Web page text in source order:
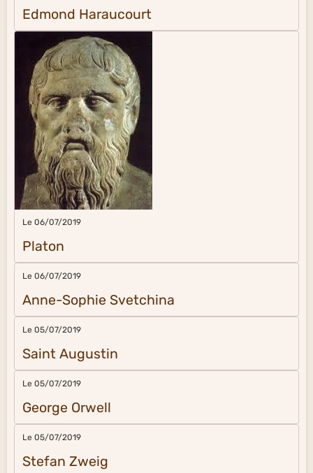
Edmond Haraucourt
Le 06/07/2019
Platon
Le 06/07/2019
Anne-Sophie Svetchina
Le 05/07/2019
Saint Augustin
Le 05/07/2019
George Orwell
Le 05/07/2019
Stefan Zweig